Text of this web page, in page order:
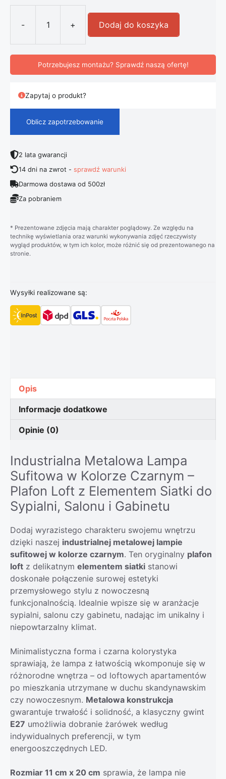
-
ilość Elegancka Lampa Sufitowa
+ Dodaj do koszyka
Potrzebujesz montażu? Sprawdź naszą ofertę!
Zapytaj o produkt?
Oblicz zapotrzebowanie
2 lata gwarancji
14 dni na zwrot -sprawdź warunki
Darmowa dostawa od 500zł
Za pobraniem
* Prezentowane zdjęcia mają charakter poglądowy. Ze względu na
technikę wyświetlania oraz warunki wykonywania zdjęć rzeczywisty
wygląd produktów, w tym ich kolor, może różnić się od prezentowanego na
stronie.
Wysyłki realizowane są:
Opis
Informacje dodatkowe
Opinie (0)
Industrialna Metalowa Lampa
Sufitowa w Kolorze Czarnym –
Plafon Loft z Elementem Siatki do
Sypialni, Salonu i Gabinetu
Dodaj wyrazistego charakteru swojemu wnętrzu
dzięki naszej industrialnej metalowej lampie
sufitowej w kolorze czarnym. Ten oryginalny plafon
loft z delikatnym elementem siatki stanowi
doskonałe połączenie surowej estetyki
przemysłowego stylu z nowoczesną
funkcjonalnością. Idealnie wpisze się w aranżacje
sypialni, salonu czy gabinetu, nadając im unikalny i
niepowtarzalny klimat.
Minimalistyczna forma i czarna kolorystyka
sprawiają, że lampa z łatwością wkomponuje się w
różnorodne wnętrza – od loftowych apartamentów
po mieszkania utrzymane w duchu skandynawskim
czy nowoczesnym. Metalowa konstrukcja
gwarantuje trwałość i solidność, a klasyczny gwint
E27 umożliwia dobranie żarówek według
indywidualnych preferencji, w tym
energooszczędnych LED.
Rozmiar 11 cm x 20 cm sprawia, że lampa nie